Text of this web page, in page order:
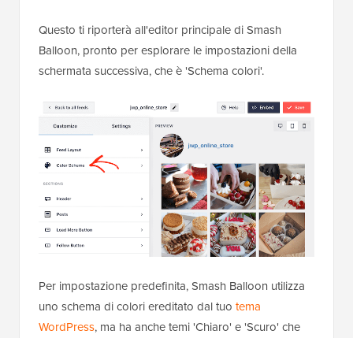
Questo ti riporterà all'editor principale di Smash
Balloon, pronto per esplorare le impostazioni della
schermata successiva, che è 'Schema colori'.
Per impostazione predefinita, Smash Balloon utilizza
uno schema di colori ereditato dal tuo tema
WordPress, ma ha anche temi 'Chiaro' e 'Scuro' che